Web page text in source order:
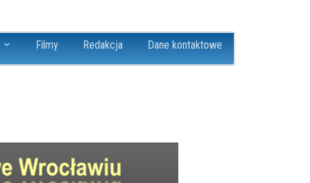
Filmy Redakcja Dane kontaktowe